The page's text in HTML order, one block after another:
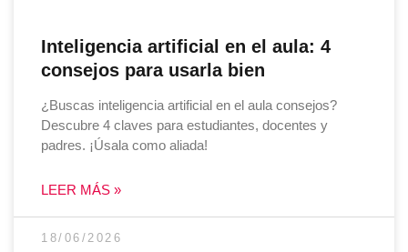
Inteligencia artificial en el aula: 4
consejos para usarla bien
¿Buscas inteligencia artificial en el aula consejos?
Descubre 4 claves para estudiantes, docentes y
padres. ¡Úsala como aliada!
LEER MÁS »
18/06/2026